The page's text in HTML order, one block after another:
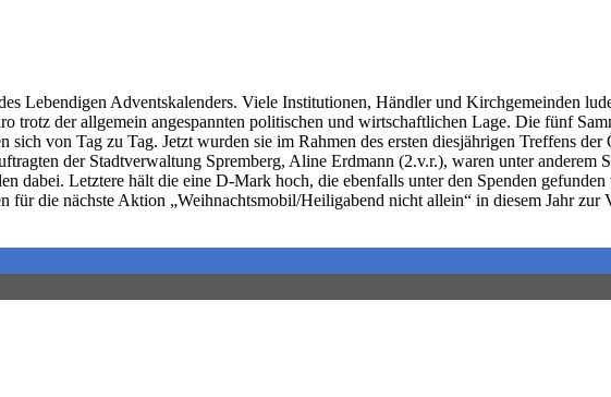
Lebendigen Adventskalenders. Viele Institutionen, Händler und Kirchgemeinden
trotz der allgemein angespannten politischen und wirtschaftlichen Lage. Die fünf
von Tag zu Tag. Jetzt wurden sie im Rahmen des ersten diesjährigen Treffens
der Stadtverwaltung Spremberg, Aline Erdmann (2.v.r.), waren unter anderem
Letztere hält die eine D-Mark hoch, die ebenfalls unter den Spenden
für die nächste Aktion „Weihnachtsmobil/Heiligabend nicht allein“ in diesem Jahr zur